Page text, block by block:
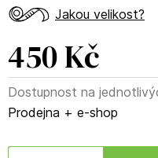
Jakou velikost?
450 Kč
Dostupnost na
Prodejna + e-shop